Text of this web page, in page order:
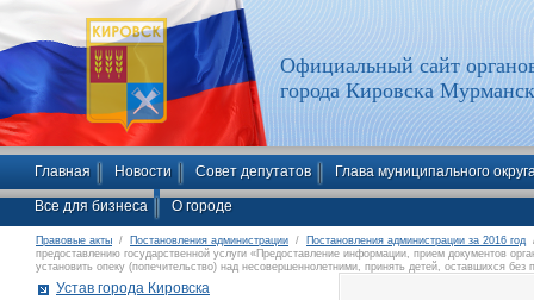
Официальный сайт
города Кировска
Главная Новости Совет депутатов Глава муниципального
Все для бизнеса О городе
Правовые акты / Постановления администрации / Постановления администрации за 2016 год
предоставлению государственной услуги «Предоставление информации, прием документов
установить опеку (попечительство) над несовершеннолетними, принять детей, оставшихся
семейным законодательством РФ формах», утвержденный постановлением администрации
Устав города Кировска